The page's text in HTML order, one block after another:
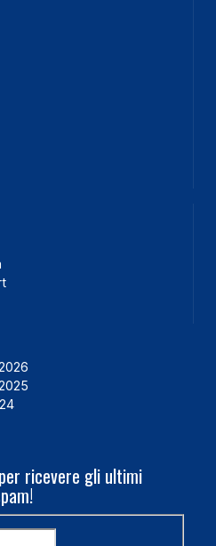
ricevere gli ultimi